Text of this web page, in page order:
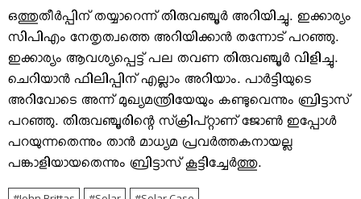
ഒത്തുതീര്‍പ്പിന് തയ്യാറെന്ന് തിരുവഞ്ചൂര്‍ അറിയിച്ചു. ഇക്കാര്യം
സിപിഎം നേതൃത്വത്തെ അറിയിക്കാന്‍ തന്നോട് പറഞ്ഞു.
ഇക്കാര്യം ആവശ്യപ്പെട്ട് പല തവണ തിരുവഞ്ചൂര്‍ വിളിച്ചു.
ചെറിയാന്‍ ഫിലിപ്പിന് എല്ലാം അറിയാം. പാര്‍ട്ടിയുടെ
അറിവോടെ അന്ന് മുഖ്യമന്ത്രിയേയും കണ്ടുവെന്നും ബ്രിട്ടാസ്
പറഞ്ഞു. തിരുവഞ്ചൂരിന്റെ സ്‌ക്രിപ്റ്റാണ് ജോണ്‍ ഇപ്പോള്‍
പറയുന്നതെന്നും താന്‍ മാധ്യമ പ്രവര്‍ത്തകനായല്ല
പങ്കാളിയായതെന്നും ബ്രിട്ടാസ് കൂട്ടിച്ചേര്‍ത്തു.